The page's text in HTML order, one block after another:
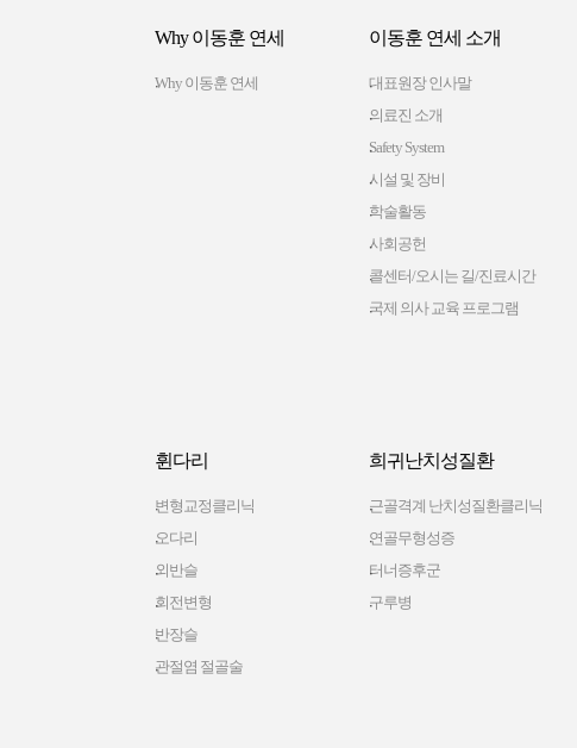
Why 이동훈 연세
Why 이동훈 연세
이동훈 연세 소개
대표원장 인사말
의료진 소개
Safety System
시설 및 장비
학술활동
사회공헌
콜센터/오시는 길/진료시간
국제 의사 교육 프로그램
휜다리
변형교정클리닉
오다리
외반슬
회전변형
반장슬
관절염 절골술
희귀난치성질환
근골격계 난치성질환클리닉
연골무형성증
터너증후군
구루병